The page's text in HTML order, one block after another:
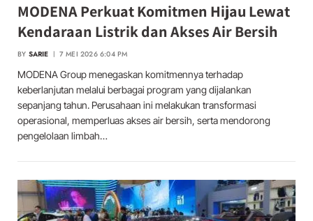
MODENA Perkuat Komitmen Hijau Lewat
Kendaraan Listrik dan Akses Air Bersih
BY SARIE 7 MEI 2026 6:04 PM
MODENA Group menegaskan komitmennya terhadap
keberlanjutan melalui berbagai program yang dijalankan
sepanjang tahun. Perusahaan ini melakukan transformasi
operasional, memperluas akses air bersih, serta mendorong
pengelolaan limbah…